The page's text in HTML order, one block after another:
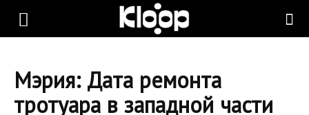
KLOOP.KG
Мэрия: Дата ремонта
тротуара в западной части